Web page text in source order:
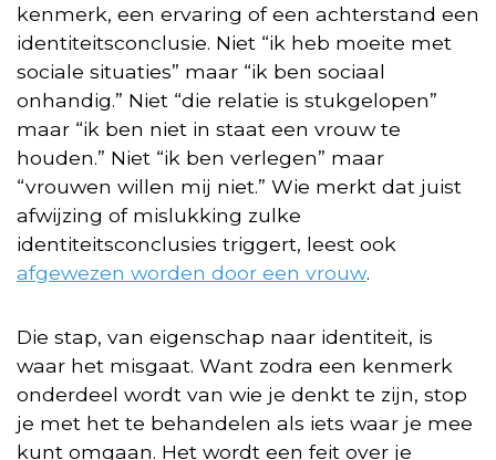
kenmerk, een ervaring of een achterstand een
identiteitsconclusie. Niet “ik heb moeite met
sociale situaties” maar “ik ben sociaal
onhandig.” Niet “die relatie is stukgelopen”
maar “ik ben niet in staat een vrouw te
houden.” Niet “ik ben verlegen” maar
“vrouwen willen mij niet.” Wie merkt dat juist
afwijzing of mislukking zulke
identiteitsconclusies triggert, leest ook
afgewezen worden door een vrouw.
Die stap, van eigenschap naar identiteit, is
waar het misgaat. Want zodra een kenmerk
onderdeel wordt van wie je denkt te zijn, stop
je met het te behandelen als iets waar je mee
kunt omgaan. Het wordt een feit over je